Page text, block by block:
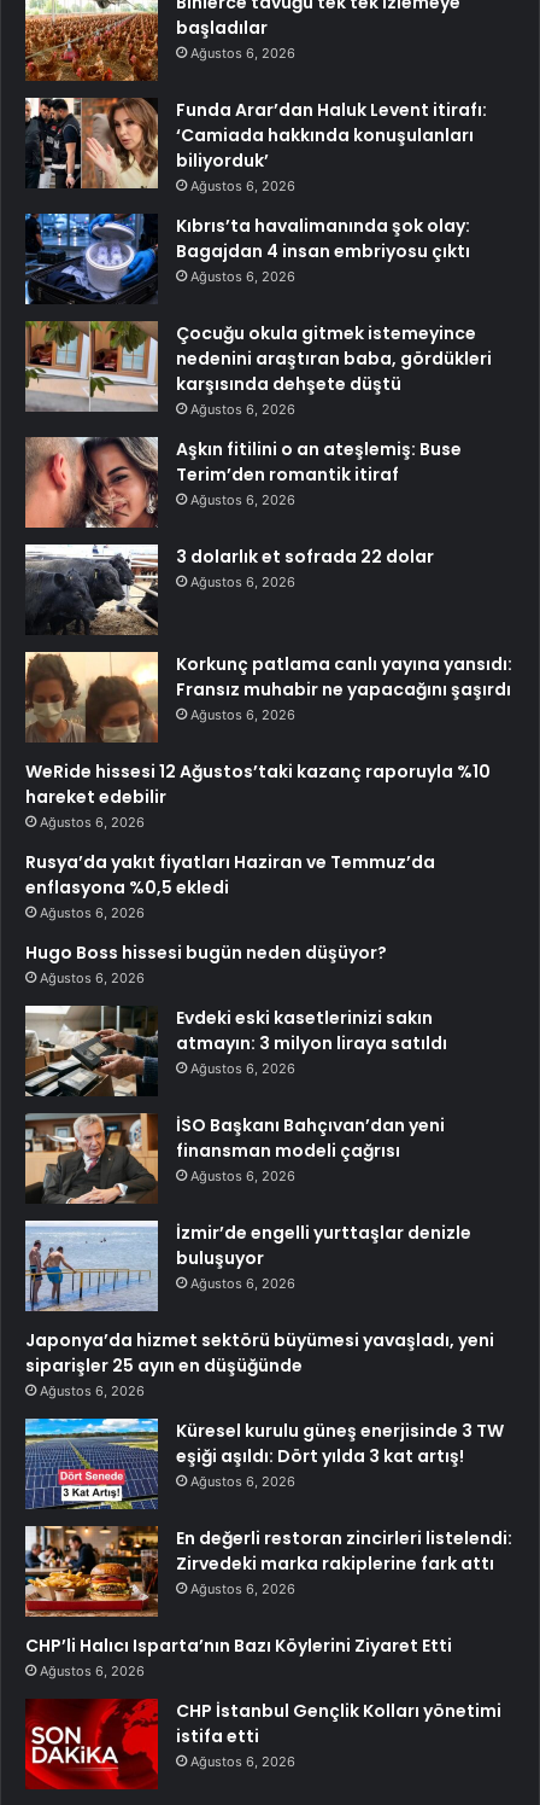
başladılar
Ağustos 6, 2026
Funda Arar’dan Haluk Levent itirafı:
‘Camiada hakkında konuşulanları
biliyorduk’
Ağustos 6, 2026
Kıbrıs’ta havalimanında şok olay:
Bagajdan 4 insan embriyosu çıktı
Ağustos 6, 2026
Çocuğu okula gitmek istemeyince
nedenini araştıran baba, gördükleri
karşısında dehşete düştü
Ağustos 6, 2026
Aşkın fitilini o an ateşlemiş: Buse
Terim’den romantik itiraf
Ağustos 6, 2026
3 dolarlık et sofrada 22 dolar
Ağustos 6, 2026
Korkunç patlama canlı yayına yansıdı:
Fransız muhabir ne yapacağını şaşırdı
Ağustos 6, 2026
WeRide hissesi 12 Ağustos’taki kazanç raporuyla %10
hareket edebilir
Ağustos 6, 2026
Rusya’da yakıt fiyatları Haziran ve Temmuz’da
enflasyona %0,5 ekledi
Ağustos 6, 2026
Hugo Boss hissesi bugün neden düşüyor?
Ağustos 6, 2026
Evdeki eski kasetlerinizi sakın
atmayın: 3 milyon liraya satıldı
Ağustos 6, 2026
İSO Başkanı Bahçıvan’dan yeni
finansman modeli çağrısı
Ağustos 6, 2026
İzmir’de engelli yurttaşlar denizle
buluşuyor
Ağustos 6, 2026
Japonya’da hizmet sektörü büyümesi yavaşladı, yeni
siparişler 25 ayın en düşüğünde
Ağustos 6, 2026
Küresel kurulu güneş enerjisinde 3 TW
eşiği aşıldı: Dört yılda 3 kat artış!
Ağustos 6, 2026
En değerli restoran zincirleri listelendi:
Zirvedeki marka rakiplerine fark attı
Ağustos 6, 2026
CHP’li Halıcı Isparta’nın Bazı Köylerini Ziyaret Etti
Ağustos 6, 2026
CHP İstanbul Gençlik Kolları yönetimi
istifa etti
Ağustos 6, 2026